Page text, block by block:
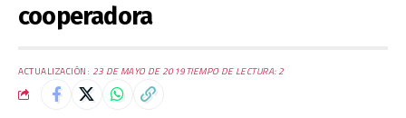
cooperadora
ACTUALIZACIÓN: 23 DE MAYO DE 2019TIEMPO DE LECTURA: 2